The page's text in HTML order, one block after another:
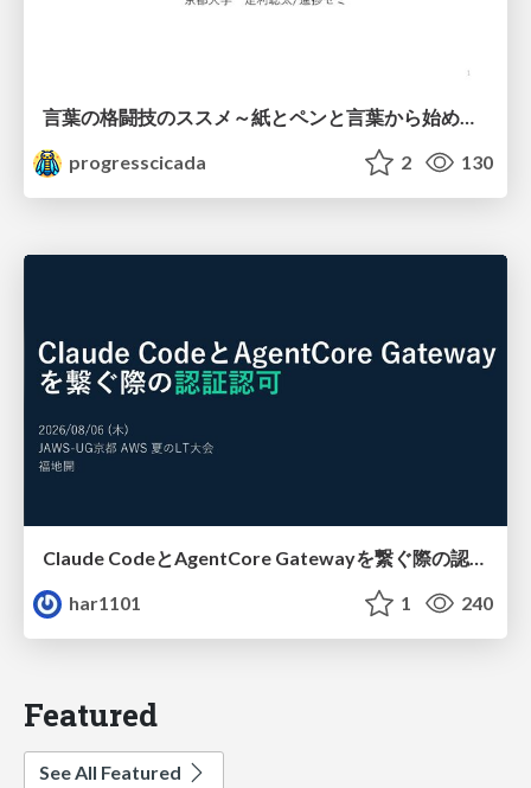
progresscicada
2 130
Claude CodeとAgentCore Gatewayを繋ぐ際の認証認可 / Authentication and authorization when connecting Claude Code with AgentCore Gateway
har1101
1 240
Featured
See All Featured